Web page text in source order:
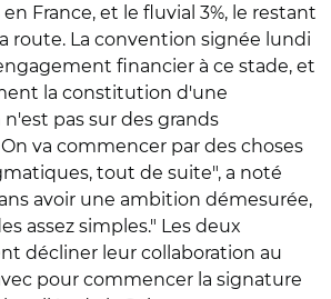
France, et le fluvial 3%, le restant
route. La convention signée lundi
financier à ce stade, et
la constitution d'une
pas sur des grands
va commencer par des choses
tout de suite", a noté
avoir une ambition démesurée,
assez simples." Les deux
décliner leur collaboration au
pour commencer la signature